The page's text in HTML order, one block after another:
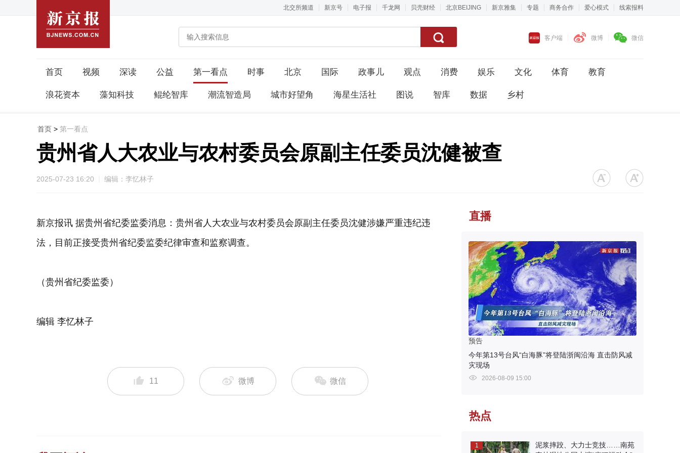
北交所频道 新京号 电子报 千龙网 贝壳财经 北京BEIJING 新京雅集 专题 商务合作 爱心模式 线索报料
客户端 微博 微信
首页 视频 深读 公益 第一看点 时事 北京 国际 政事儿 观点 消费 娱乐 文化 体育 教育
浪花资本 藻知科技 鲲纶智库 潮流智造局 城市好望角 海星生活社 图说 智库 数据 乡村
首页 > 第一看点
贵州省人大农业与农村委员会原副主任委员沈健被查
2025-07-23 16:20 编辑：李忆林子
新京报讯 据贵州省纪委监委消息：贵州省人大农业与农村委员会原副主任委员沈健涉嫌严重违纪违
法，目前正接受贵州省纪委监委纪律审查和监察调查。
（贵州省纪委监委）
编辑 李忆林子
11 微博 微信
直播
预告
今年第13号台风“白海豚”将登陆浙闽沿海 直击防风减
灾现场
2026-08-09 15:00
热点
1
泥浆摔跤、大力士竞技……南苑